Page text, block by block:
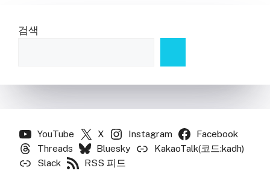
검색
YouTube X Instagram
Facebook
Threads
Bluesky
KakaoTalk(코드:kadh)
Slack
RSS 피드